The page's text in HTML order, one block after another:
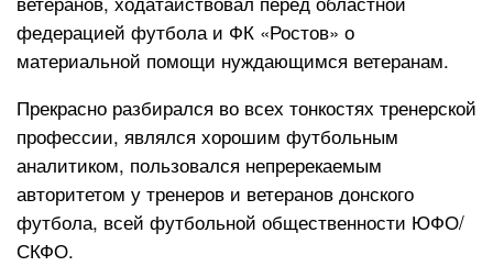
федерацией футбола и ФК «Ростов» о
материальной помощи нуждающимся ветеранам.
Прекрасно разбирался во всех тонкостях тренерской
профессии, являлся хорошим футбольным
аналитиком, пользовался непререкаемым
авторитетом у тренеров и ветеранов донского
футбола, всей футбольной общественности ЮФО/
СКФО.